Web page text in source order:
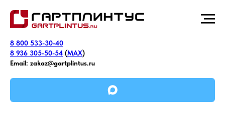
8 800 533-30-40
8 936 305-50-54 (MAX)
Email: zakaz@gartplintus.ru